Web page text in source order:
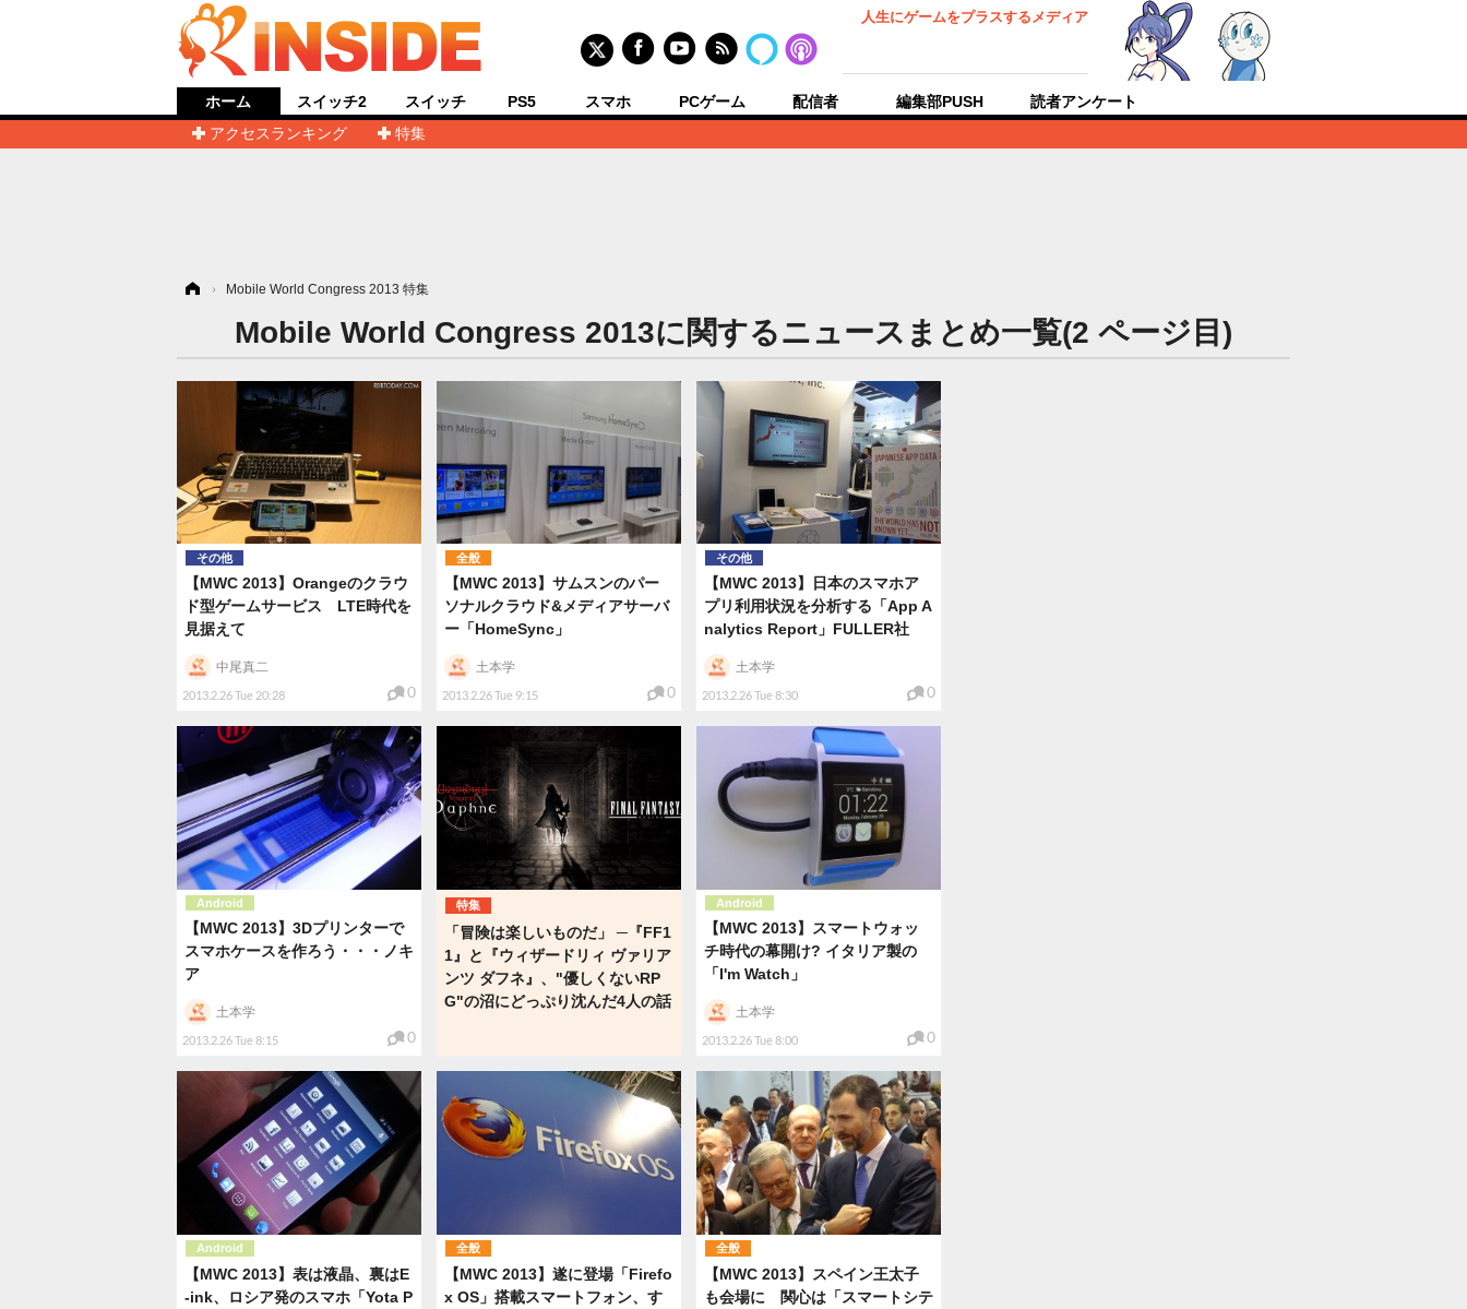
人生にゲームをプラスするメディア
ホーム
アクセスランキング
特集
スイッチ2 スイッチ PS5 スマホ PCゲーム 配信者 編集部PUSH 読者アンケート
› Mobile World Congress 2013 特集
Mobile World Congress 2013に関するニュースまとめ一覧(2 ページ目)
その他
【MWC 2013】Orangeのクラウ
ド型ゲームサービス LTE時代を
見据えて
2013.2.26 Tue 20:28
中尾真二
0
全般
【MWC 2013】サムスンのパー
ソナルクラウド&メディアサーバ
ー「HomeSync」
2013.2.26 Tue 9:15
土本学
0
その他
【MWC 2013】日本のスマホア
プリ利用状況を分析する「App A
nalytics Report」FULLER社
2013.2.26 Tue 8:30
土本学
0
Android
【MWC 2013】3Dプリンターで
スマホケースを作ろう・・・ノキ
ア
2013.2.26 Tue 8:15
土本学
0
特集
「冒険は楽しいものだ」 ─『FF1
1』と『ウィザードリィ ヴァリア
ンツ ダフネ』、"優しくないRP
G"の沼にどっぷり沈んだ4人の話
Android
【MWC 2013】スマートウォッ
チ時代の幕開け? イタリア製の
「I'm Watch」
2013.2.26 Tue 8:00
土本学
0
Android
【MWC 2013】表は液晶、裏はE
-ink、ロシア発のスマホ「Yota P
全般
【MWC 2013】遂に登場「Firefo
x OS」搭載スマートフォン、す
全般
【MWC 2013】スペイン王太子
も会場に 関心は「スマートシテ